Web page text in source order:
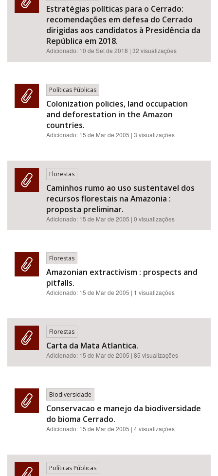
Estratégias políticas para o Cerrado:
recomendações em defesa do Cerrado
dirigidas aos candidatos à Presidência da
República em 2018.
Adicionado: 10 de Set de 2018 | 32 visualizações
Políticas Públicas
Colonization policies, land occupation
and deforestation in the Amazon
countries.
Adicionado: 15 de Mar de 2005 | 3 visualizações
Florestas
Caminhos rumo ao uso sustentavel dos
recursos florestais na Amazonia :
proposta preliminar.
Adicionado: 15 de Mar de 2005 | 0 visualizações
Florestas
Amazonian extractivism : prospects and
pitfalls.
Adicionado: 15 de Mar de 2005 | 1 visualizações
Florestas
Carta da Mata Atlantica.
Adicionado: 15 de Mar de 2005 | 85 visualizações
Biodiversidade
Conservacao e manejo da biodiversidade
do bioma Cerrado.
Adicionado: 15 de Mar de 2005 | 4 visualizações
Políticas Públicas